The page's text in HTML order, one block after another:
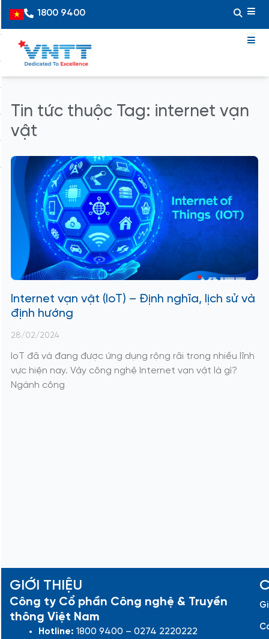
content
Vietnamese
1800 9400
Tin tức thuộc Tag: internet vạn
vật
Internet vạn vật (IoT) – Định nghĩa, lịch sử và
định hướng
28/02/2024
IoT đã và đang được ứng dụng rộng rãi trong nhiều lĩnh
vực hiện nay. Vậy công nghệ Internet vạn vật là gì?
Ngành công
GIỚI THIỆU
Công ty Cổ phần Công nghệ & Truyền
thông Việt Nam
Hotline: 1800 9400 – 0274 2220222